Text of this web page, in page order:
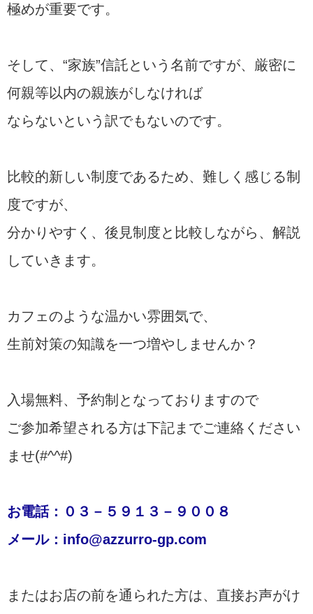
極めが重要です。
そして、“家族”信託という名前ですが、厳密に
何親等以内の親族がしなければ
ならないという訳でもないのです。
比較的新しい制度であるため、難しく感じる制
度ですが、
分かりやすく、後見制度と比較しながら、解説
していきます。
カフェのような温かい雰囲気で、
生前対策の知識を一つ増やしませんか？
入場無料、予約制となっておりますので
ご参加希望される方は下記までご連絡ください
ませ(#^^#)
お電話：０３－５９１３－９００８
メール：info@azzurro-gp.com
またはお店の前を通られた方は、直接お声がけ